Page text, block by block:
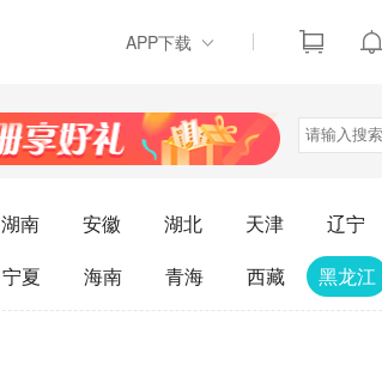
APP下载
湖南 安徽 湖北 天津 辽宁
宁夏 海南 青海 西藏 黑龙江